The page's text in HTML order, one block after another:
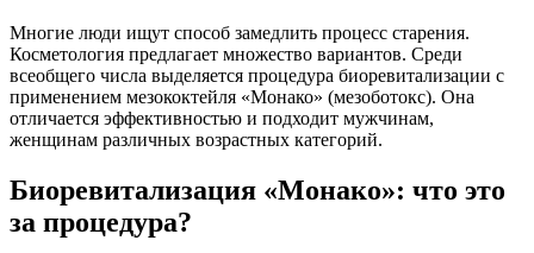
Многие люди ищут способ замедлить процесс старения.
Косметология предлагает множество вариантов. Среди
всеобщего числа выделяется процедура биоревитализации с
применением мезококтейля «Монако» (мезоботокс). Она
отличается эффективностью и подходит мужчинам,
женщинам различных возрастных категорий.
Биоревитализация «Монако»: что это
за процедура?